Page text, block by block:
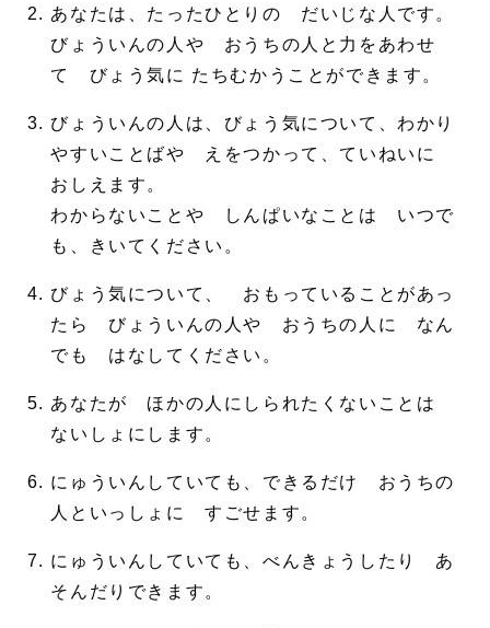
あなたは、たったひとりの だいじな人です。
びょういんの人や おうちの人と力をあわせ
て びょう気に たちむかうことができます。
びょういんの人は、びょう気について、わかり
やすいことばや えをつかって、ていねいに
おしえます。
わからないことや しんぱいなことは いつで
も、きいてください。
びょう気について、 おもっていることがあっ
たら びょういんの人や おうちの人に なん
でも はなしてください。
あなたが ほかの人にしられたくないことは
ないしょにします。
にゅういんしていても、できるだけ おうちの
人といっしょに すごせます。
にゅういんしていても、べんきょうしたり あ
そんだりできます。